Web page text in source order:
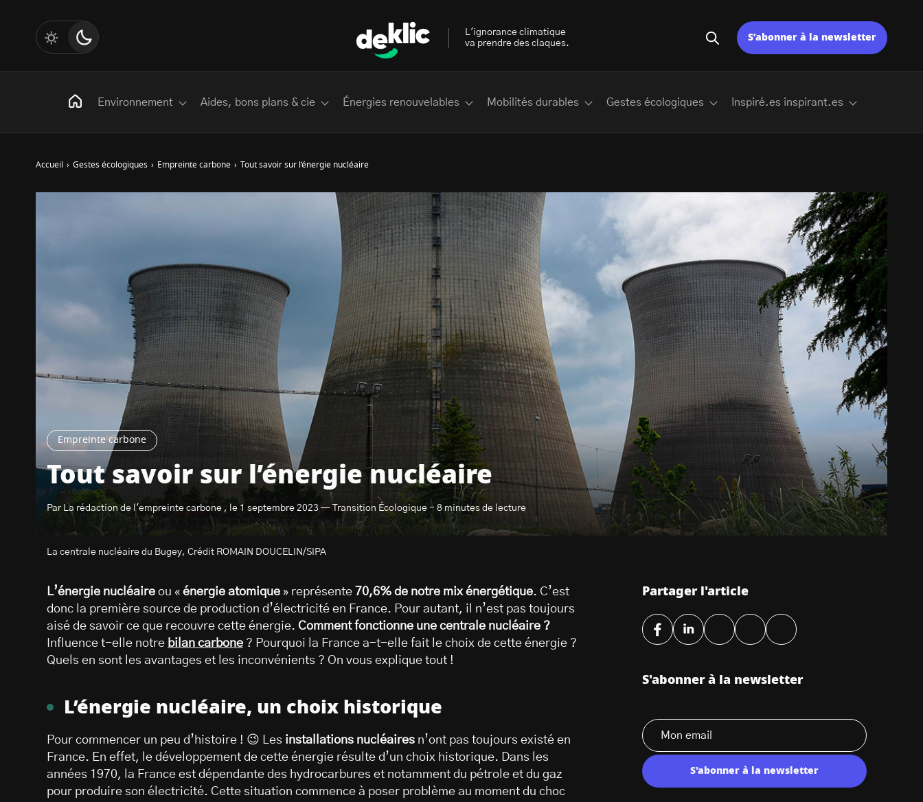
Empreinte carbone
Tout savoir sur l’énergie nucléaire
Par La rédaction de l'empreinte carbone , le 1 septembre 2023 — Transition Écologique - 8 minutes de lecture
La centrale nucléaire du Bugey, Crédit ROMAIN DOUCELIN/SIPA
Accueil › Gestes écologiques › Empreinte carbone › Tout savoir sur l’énergie nucléaire
L’énergie nucléaire ou « énergie atomique » représente 70,6% de notre mix énergétique. C’est
donc la première source de production d’électricité en France. Pour autant, il n’est pas toujours
aisé de savoir ce que recouvre cette énergie. Comment fonctionne une centrale nucléaire ?
Influence t-elle notre bilan carbone ? Pourquoi la France a-t-elle fait le choix de cette énergie ?
Quels en sont les avantages et les inconvénients ? On vous explique tout !
L’énergie nucléaire, un choix historique
Pour commencer un peu d’histoire ! 😉 Les installations nucléaires n’ont pas toujours existé en
France. En effet, le développement de cette énergie résulte d’un choix historique. Dans les
années 1970, la France est dépendante des hydrocarbures et notamment du pétrole et du gaz
pour produire son électricité. Cette situation commence à poser problème au moment du choc
Partager l'article
S'abonner à la newsletter
S'abonner à la newsletter
L'ignorance climatique
va prendre des claques.
S’abonner à la newsletter
Environnement Aides, bons plans & cie Énergies renouvelables Mobilités durables Gestes écologiques Inspiré.es inspirant.es
Les mots clés les plus recherchés sur Deklic
Transition Écologique deklic kids interview Volte-face influenceur.se